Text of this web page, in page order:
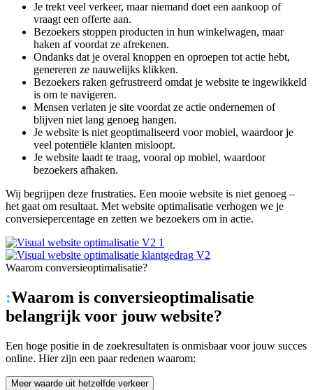
Je trekt veel verkeer, maar niemand doet een aankoop of
vraagt een offerte aan.
Bezoekers stoppen producten in hun winkelwagen, maar
haken af voordat ze afrekenen.
Ondanks dat je overal knoppen en oproepen tot actie hebt,
genereren ze nauwelijks klikken.
Bezoekers raken gefrustreerd omdat je website te ingewikkeld
is om te navigeren.
Mensen verlaten je site voordat ze actie ondernemen of
blijven niet lang genoeg hangen.
Je website is niet geoptimaliseerd voor mobiel, waardoor je
veel potentiële klanten misloopt.
Je website laadt te traag, vooral op mobiel, waardoor
bezoekers afhaken.
Wij begrijpen deze frustraties. Een mooie website is niet genoeg –
het gaat om resultaat. Met website optimalisatie verhogen we je
conversiepercentage en zetten we bezoekers om in actie.
Waarom conversieoptimalisatie?
:Waarom is conversieoptimalisatie
belangrijk voor jouw website?
Een hoge positie in de zoekresultaten is onmisbaar voor jouw succes
online. Hier zijn een paar redenen waarom:
Meer waarde uit hetzelfde verkeer